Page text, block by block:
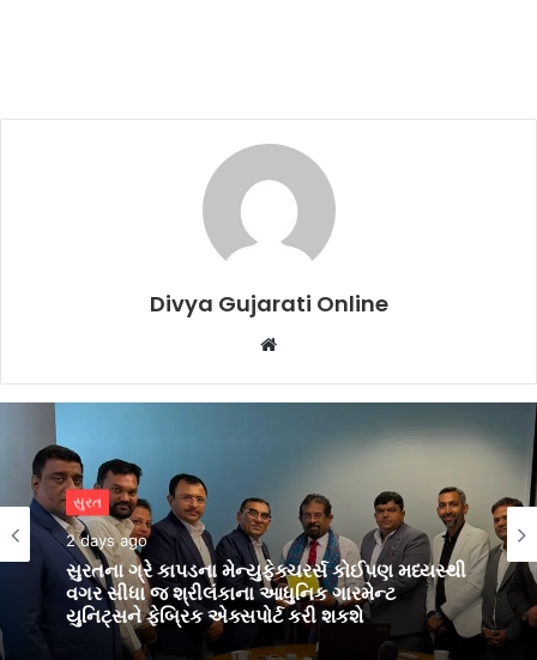
Divya Gujarati Online
Website
સુરત
2 days ago
સુરત
3 days ago
સુરતનું ગૌરવઃ AM/NS Indiaના હજીરા પ્લાન્ટમાં
નિર્મિત સ્ટીલથી સજ્જ ભારતનું નવીનત્તમ
યુદ્ધજહાજ INS માલવણ